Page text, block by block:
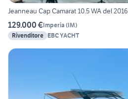
Jeanneau Cap Camarat 10.5 WA del 2016
129.000 €Imperia (IM)
Rivenditore EBC YACHT